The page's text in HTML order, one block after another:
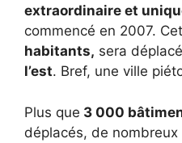
extraordinaire et
commencé en 2007.
habitants, sera
l’est. Bref, une ville
Plus que 3 000
déplacés, de